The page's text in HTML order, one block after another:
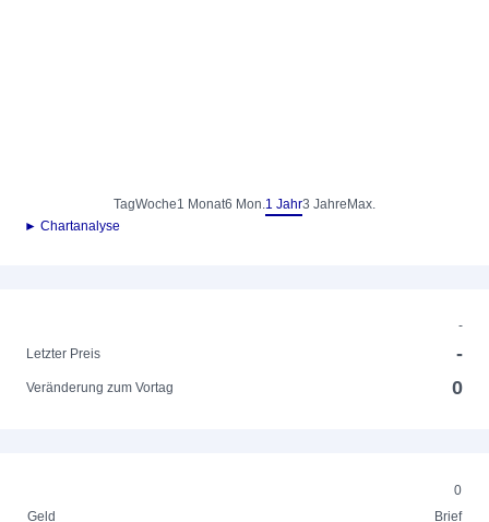
TagWoche1 Monat6 Mon.1 Jahr3 Jahre Max.
► Chartanalyse
-
Letzter Preis
-
Veränderung zum Vortag 0
0
Geld
Brief